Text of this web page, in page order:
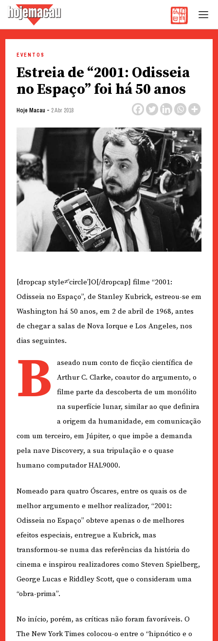
content
EVENTOS
Estreia de “2001: Odisseia
no Espaço” foi há 50 anos
Hoje Macau - 2 Abr 2018
[dropcap style≠’circle’]O[/dropcap] filme “2001:
Odisseia no Espaço”, de Stanley Kubrick, estreou-se em
Washington há 50 anos, em 2 de abril de 1968, antes
de chegar a salas de Nova Iorque e Los Angeles, nos
dias seguintes.
B
aseado num conto de ficção científica de
Arthur C. Clarke, coautor do argumento, o
filme parte da descoberta de um monólito
na superfície lunar, similar ao que definira
a origem da humanidade, em comunicação
com um terceiro, em Júpiter, o que impõe a demanda
pela nave Discovery, a sua tripulação e o quase
humano computador HAL9000.
Nomeado para quatro Óscares, entre os quais os de
melhor argumento e melhor realizador, “2001:
Odisseia no Espaço” obteve apenas o de melhores
efeitos especiais, entregue a Kubrick, mas
transformou-se numa das referências da história do
cinema e inspirou realizadores como Steven Spielberg,
George Lucas e Riddley Scott, que o consideram uma
“obra-prima”.
No início, porém, as críticas não foram favoráveis. O
The New York Times colocou-o entre o “hipnótico e o